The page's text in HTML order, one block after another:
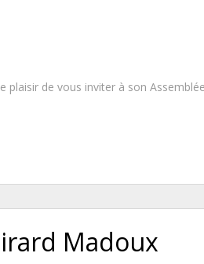
plaisir de vous inviter à son Assemblée
Madoux